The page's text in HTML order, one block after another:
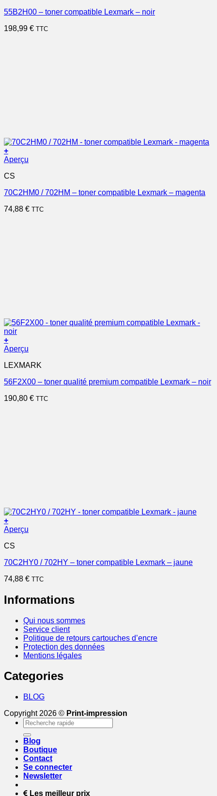
55B2H00 – toner compatible Lexmark – noir
198,99 € TTC
+
Aperçu
CS
70C2HM0 / 702HM – toner compatible Lexmark – magenta
74,88 € TTC
+
Aperçu
LEXMARK
56F2X00 – toner qualité premium compatible Lexmark – noir
190,80 € TTC
+
Aperçu
CS
70C2HY0 / 702HY – toner compatible Lexmark – jaune
74,88 € TTC
Informations
Qui nous sommes
Service client
Politique de retours cartouches d’encre
Protection des données
Mentions légales
Categories
BLOG
Copyright 2026 © Print-impression
Recherche
pour :
Blog
Boutique
Contact
Se connecter
Newsletter
Les meilleur prix